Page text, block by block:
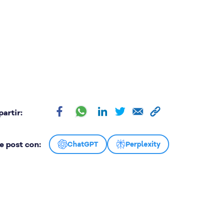
post con: ChatGPT Perplexity